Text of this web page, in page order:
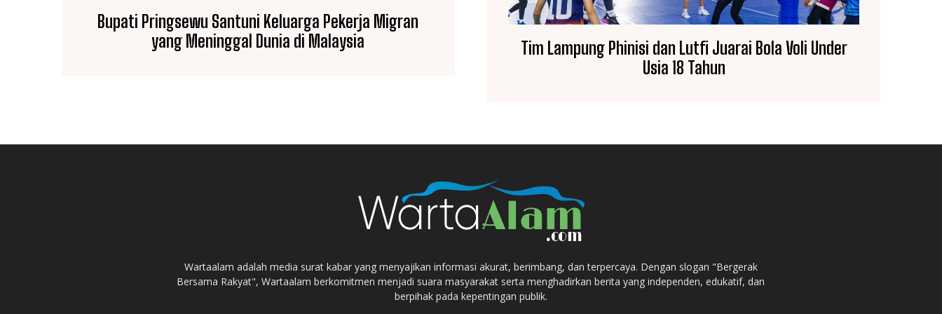
Bupati Pringsewu Santuni Keluarga Pekerja Migran
yang Meninggal Dunia di Malaysia
Tim Lampung Phinisi dan Lutfi Juarai Bola Voli Under
Usia 18 Tahun
Wartaalam adalah media surat kabar yang menyajikan informasi akurat, berimbang, dan terpercaya. Dengan slogan "Bergerak
Bersama Rakyat", Wartaalam berkomitmen menjadi suara masyarakat serta menghadirkan berita yang independen, edukatif, dan
berpihak pada kepentingan publik.